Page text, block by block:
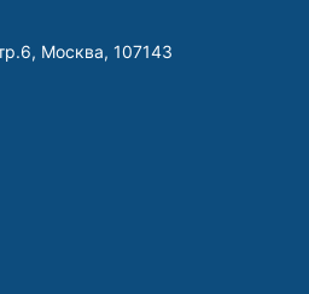
Москва, 107143